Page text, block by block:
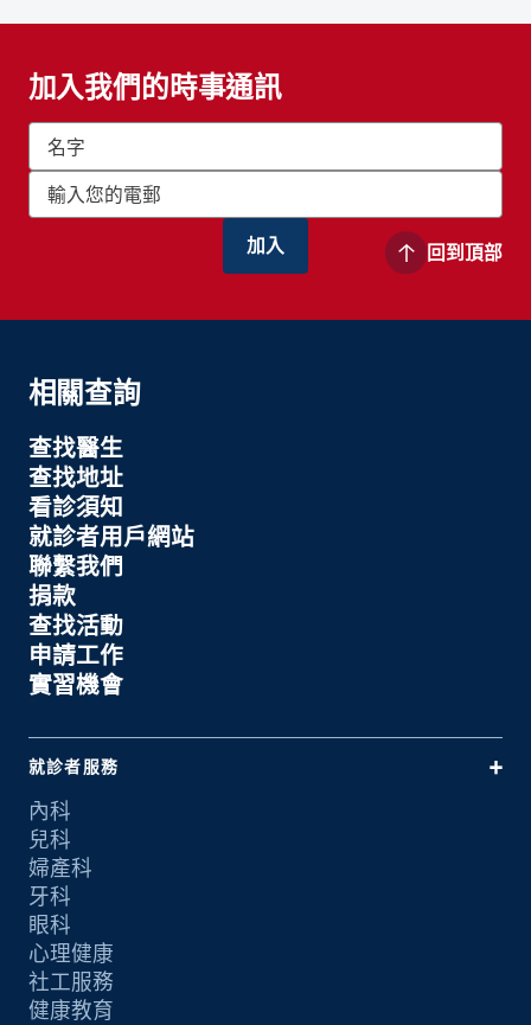
加入我們的時事通訊
回到頂部
相關查詢
查找醫生
查找地址
看診須知
就診者用戶網站
聯繫我們
捐款
查找活動
申請工作
實習機會
就診者服務
內科
兒科
婦產科
牙科
眼科
心理健康
社工服務
健康教育